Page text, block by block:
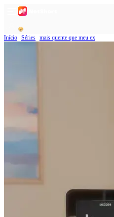
Início Séries mais quente que meu ex